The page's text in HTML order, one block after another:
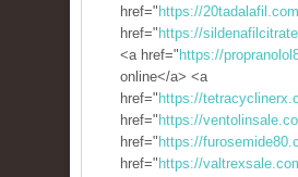
href=" https://
href=" https://
<a href=" https://
online</a> <a
href=" https://
href=" https://
href=" https://
href=" https://